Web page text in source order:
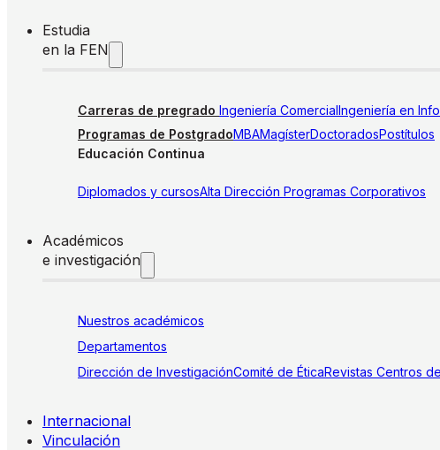
Estudia
en la FEN
Carreras de pregrado Ingeniería ComercialIngeniería en
Programas de PostgradoMBAMagísterDoctoradosPostítulos
Educación Continua
Diplomados y cursosAlta Dirección Programas Corporativos
Académicos
e investigación
Nuestros académicos
Departamentos
Dirección de InvestigaciónComité de ÉticaRevistas Centros
Internacional
Vinculación